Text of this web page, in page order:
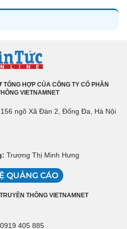
HỢP CỦA CÔNG TY CỔ PHẦN
VIETNAMNET
156 ngõ Xã Đàn 2, Đống Đa, Hà Nội
Trương Thị Minh Hưng
QUẢNG CÁO
THÔNG VIETNAMNET
405 885